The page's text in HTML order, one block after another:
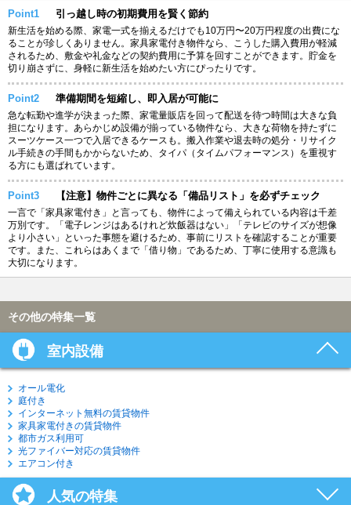
Point1 引っ越し時の初期費用を賢く節約
新生活を始める際、家電一式を揃えるだけでも10万円〜20万円程度の出費にな
ることが珍しくありません。家具家電付き物件なら、こうした購入費用が軽減
されるため、敷金や礼金などの契約費用に予算を回すことができます。貯金を
切り崩さずに、身軽に新生活を始めたい方にぴったりです。
Point2 準備期間を短縮し、即入居が可能に
急な転勤や進学が決まった際、家電量販店を回って配送を待つ時間は大きな負
担になります。あらかじめ設備が揃っている物件なら、大きな荷物を持たずに
スーツケース一つで入居できるケースも。搬入作業や退去時の処分・リサイク
ル手続きの手間もかからないため、タイパ（タイムパフォーマンス）を重視す
る方にも選ばれています。
Point3 【注意】物件ごとに異なる「備品リスト」を必ずチェック
一言で「家具家電付き」と言っても、物件によって備えられている内容は千差
万別です。「電子レンジはあるけれど炊飯器はない」「テレビのサイズが想像
より小さい」といった事態を避けるため、事前にリストを確認することが重要
です。また、これらはあくまで「借り物」であるため、丁寧に使用する意識も
大切になります。
その他の特集一覧
室内設備
オール電化
庭付き
インターネット無料の賃貸物件
家具家電付きの賃貸物件
都市ガス利用可
光ファイバー対応の賃貸物件
エアコン付き
人気の特集